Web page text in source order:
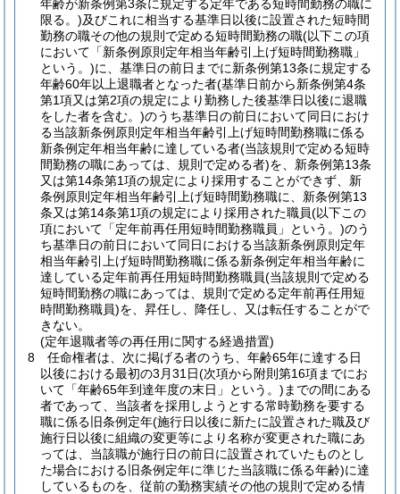
年齢が新条例第3条に規定する定年である短時間勤務の職に
限る。)及びこれに相当する基準日以後に設置された短時間
勤務の職その他の規則で定める短時間勤務の職(以下この項
において「新条例原則定年相当年齢引上げ短時間勤務職」
という。)に、基準日の前日までに新条例第13条に規定する
年齢60年以上退職者となった者(基準日前から新条例第4条
第1項又は第2項の規定により勤務した後基準日以後に退職
をした者を含む。)のうち基準日の前日において同日におけ
る当該新条例原則定年相当年齢引上げ短時間勤務職に係る
新条例定年相当年齢に達している者(当該規則で定める短時
間勤務の職にあっては、規則で定める者)を、新条例第13条
又は第14条第1項の規定により採用することができず、新
条例原則定年相当年齢引上げ短時間勤務職に、新条例第13
条又は第14条第1項の規定により採用された職員(以下この
項において「定年前再任用短時間勤務職員」という。)のう
ち基準日の前日において同日における当該新条例原則定年
相当年齢引上げ短時間勤務職に係る新条例定年相当年齢に
達している定年前再任用短時間勤務職員(当該規則で定める
短時間勤務の職にあっては、規則で定める定年前再任用短
時間勤務職員)を、昇任し、降任し、又は転任することがで
きない。
(定年退職者等の再任用に関する経過措置)
8
任命権者は、次に掲げる者のうち、年齢65年に達する日
以後における最初の3月31日(次項から附則第16項までにお
いて「年齢65年到達年度の末日」という。) までの間にある
者であって、当該者を採用しようとする常時勤務を要する
職に係る旧条例定年(施行日以後に新たに設置された職及び
施行日以後に組織の変更等により名称が変更された職にあ
っては、当該職が施行日の前日に設置されていたものとし
た場合における旧条例定年に準じた当該職に係る年齢)に達
しているものを、従前の勤務実績その他の規則で定める情